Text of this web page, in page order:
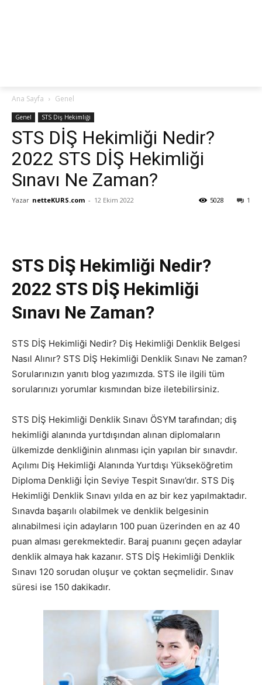
Ana Sayfa Genel
Genel STS Diş Hekimliği
STS DİŞ Hekimliği Nedir?
2022 STS DİŞ Hekimliği
Sınavı Ne Zaman?
Yazar netteKURS.com - 12 Ekim 2022 1
5028
STS DİŞ Hekimliği Nedir?
2022 STS DİŞ Hekimliği
Sınavı Ne Zaman?
STS DİŞ Hekimliği Nedir? Diş Hekimliği Denklik Belgesi
Nasıl Alınır? STS DİŞ Hekimliği Denklik Sınavı Ne zaman?
Sorularınızın yanıtı blog yazımızda. STS ile ilgili tüm
sorularınızı yorumlar kısmından bize iletebilirsiniz.
STS DİŞ Hekimliği Denklik Sınavı ÖSYM tarafından; diş
hekimliği alanında yurtdışından alınan diplomaların
ülkemizde denkliğinin alınması için yapılan bir sınavdır.
Açılımı Diş Hekimliği Alanında Yurtdışı Yükseköğretim
Diploma Denkliği İçin Seviye Tespit Sınavı’dır. STS Diş
Hekimliği Denklik Sınavı yılda en az bir kez yapılmaktadır.
Sınavda başarılı olabilmek ve denklik belgesinin
alınabilmesi için adayların 100 puan üzerinden en az 40
puan alması gerekmektedir. Baraj puanını geçen adaylar
denklik almaya hak kazanır. STS DİŞ Hekimliği Denklik
Sınavı 120 sorudan oluşur ve çoktan seçmelidir. Sınav
süresi ise 150 dakikadır.